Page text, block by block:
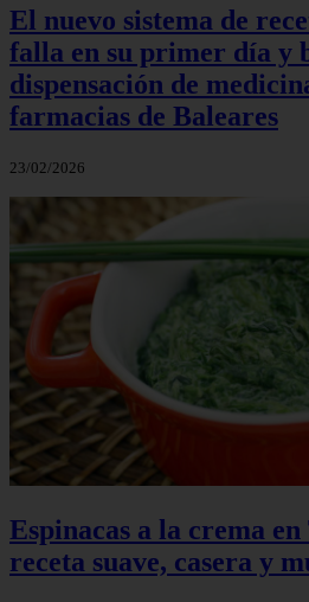
El nuevo sistema de
falla en su primer día y
dispensación de
farmacias de Baleares
23/02/2026
Espinacas a la crema
receta suave, casera y